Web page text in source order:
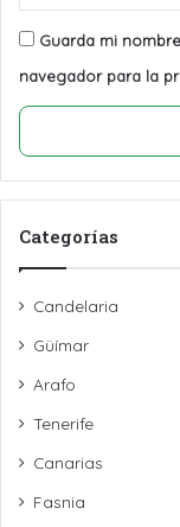
Guarda mi
navegador para la
Categorías
Candelaria
Güímar
Arafo
Tenerife
Canarias
Fasnia